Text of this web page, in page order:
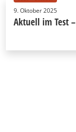
9. Oktober 2025
Aktuell im Test